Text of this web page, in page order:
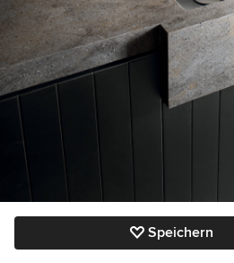
Speichern